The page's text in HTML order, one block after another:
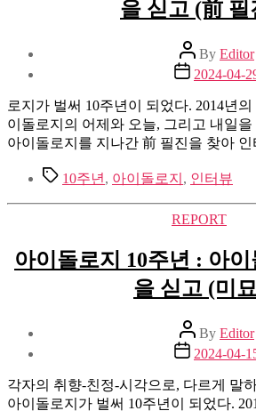
을 싣고 (前 필
Post
author
By Editor
Post
date
2024-04-
로지가 벌써 10주년이 되었다. 2014년
이돌로지의 어제와 오늘, 그리고 내일
아이돌로지를 지나간 前 필진을 찾아 인
Tags10주년 , 아이돌로지 , 인터뷰
Categories
REPORT
아이돌로지 10주년 : 아
을 싣고 (미
Post
author
By Editor
Post
date
2024-04-
각자의 취향-친정-시각으로, 다르게 말
아이돌로지가 벌써 10주년이 되었다.